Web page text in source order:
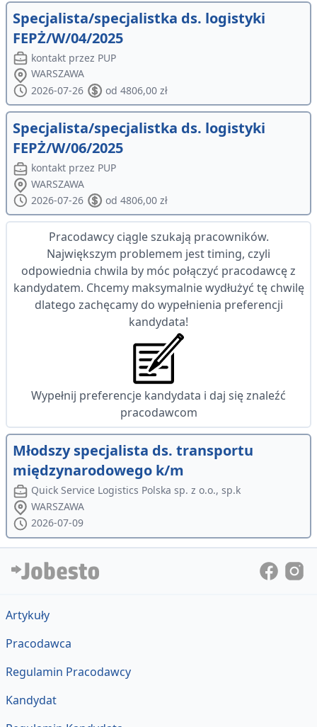
Specjalista/specjalistka ds. logistyki
FEPŻ/W/04/2025
kontakt przez PUP
WARSZAWA
2026-07-26
od 4806,00 zł
Specjalista/specjalistka ds. logistyki
FEPŻ/W/06/2025
kontakt przez PUP
WARSZAWA
2026-07-26
od 4806,00 zł
Pracodawcy ciągle szukają pracowników.
Największym problemem jest timing, czyli
odpowiednia chwila by móc połączyć pracodawcę z
kandydatem. Chcemy maksymalnie wydłużyć tę chwilę
dlatego zachęcamy do wypełnienia preferencji
kandydata!
Wypełnij preferencje kandydata i daj się znaleźć
pracodawcom
Młodszy specjalista ds. transportu
międzynarodowego k/m
Quick Service Logistics Polska sp. z o.o., sp.k
WARSZAWA
2026-07-09
Artykuły
Pracodawca
Regulamin Pracodawcy
Kandydat